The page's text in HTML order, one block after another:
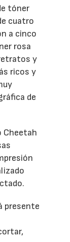
tóner
cuatro
a cinco
rosa
y
ricos y
de
Cheetah
presente